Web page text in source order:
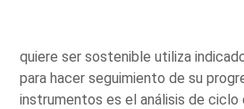
quiere ser sostenible utiliza
para hacer seguimiento de su
instrumentos es el análisis de ciclo